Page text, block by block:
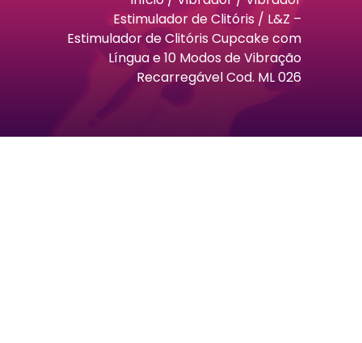
Estimulador de Clitóris / L&Z –
Estimulador de Clitóris Cupcake com
Língua e 10 Modos de Vibração
Recarregável Cod. ML 026